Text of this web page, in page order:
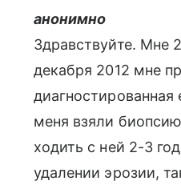
анонимно
Здравствуйте. Мне
декабря 2012 мне
меня взяли
ходить с ней 2-3
удалении эрозии,